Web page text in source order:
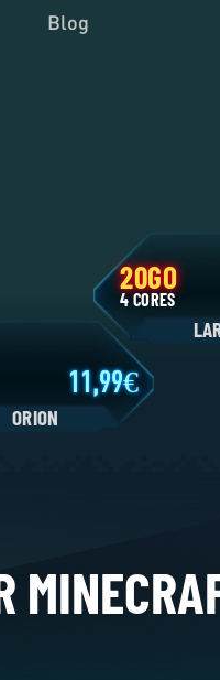
Blog
11,99
4